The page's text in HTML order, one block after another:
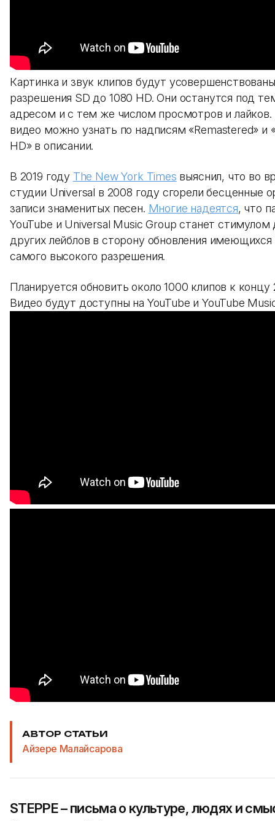
Картинка и звук клипов будут
разрешения SD до 1080 HD. Они останутся под
адресом и с тем же числом просмотров и лайков.
видео можно узнать по надписям «Remastered» и
HD» в описании.
В 2019 году The New York Times выяснил, что во
студии Universal в 2008 году сгорели бесценные
записи знаменитых песен. Многие надеятся, что
YouTube и Universal Music Group станет стимулом
других лейблов в сторону обновления
самого высокого разрешения.
Планируется обновить около 1000 клипов к концу
Видео будут доступны на YouTube и YouTube
АВТОР СТАТЬИ
Айзере Малайсарова
STEPPE – письма о культуре, людях и